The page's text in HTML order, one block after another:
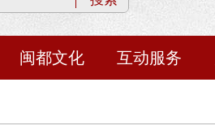
闽都文化 互动服务